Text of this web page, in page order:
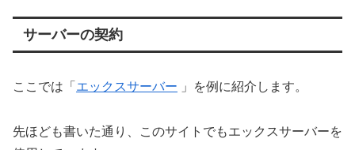
サーバーの契約
ここでは「 エックスサーバー 」を例に紹介します。
先ほども書いた通り、このサイトでもエックスサーバーを